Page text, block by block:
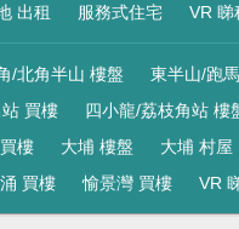
出租 服務式住宅 VR 睇
/北角半山 樓盤 東半山/跑
買樓 四小龍/荔枝角站 樓
樓 大埔 樓盤 大埔 村屋
買樓 愉景灣 買樓 VR